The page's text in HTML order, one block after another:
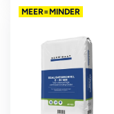
MEER=MINDER